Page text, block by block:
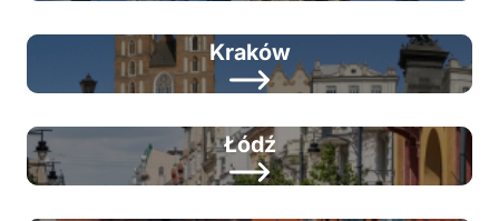
Kraków
Łódź